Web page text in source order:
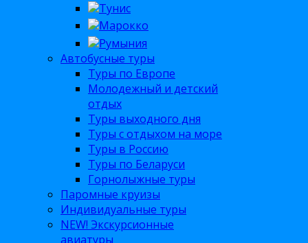
Тунис
Марокко
Румыния
Автобусные туры
Туры по Европе
Молодежный и детский
отдых
Туры выходного дня
Туры с отдыхом на море
Туры в Россию
Туры по Беларуси
Горнолыжные туры
Паромные круизы
Индивидуальные туры
NEW! Экскурсионные
авиатуры